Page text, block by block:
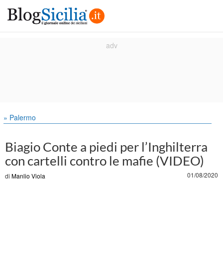
» Palermo
Biagio Conte a piedi per l’Inghilterra
con cartelli contro le mafie (VIDEO)
di Manlio Viola 01/08/2020